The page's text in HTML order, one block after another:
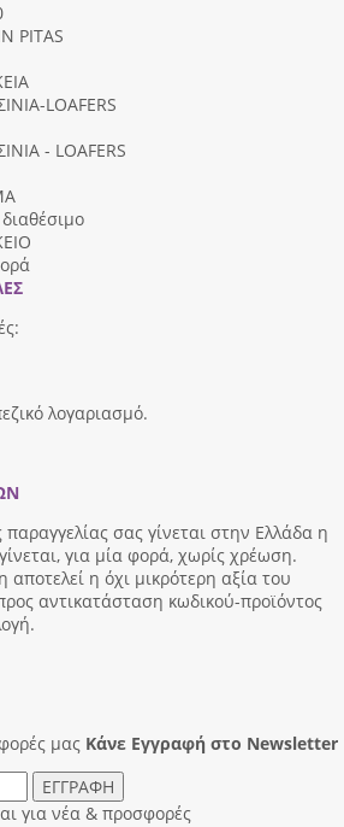
PITAS
LOAFERS
- LOAFERS
λογαριασμό.
σας γίνεται στην Ελλάδα η
για μία φορά, χωρίς χρέωση.
η όχι μικρότερη αξία του
αντικατάσταση κωδικού-προϊόντος
μας Κάνε Eγγραφή στο Newsletter
ΕΓΓΡΑΦΗ
για νέα & προσφορές